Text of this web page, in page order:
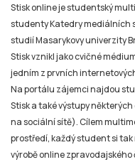
Stisk online je studentský
studenty Katedry mediálních
studií Masarykovy univerzity
Stisk vznikl jako cvičné
jedním z prvních
Na portálu zájemci najdou
Stisk a také výstupy
na sociální sítě). Cílem
prostředí, každý student si
výrobě online